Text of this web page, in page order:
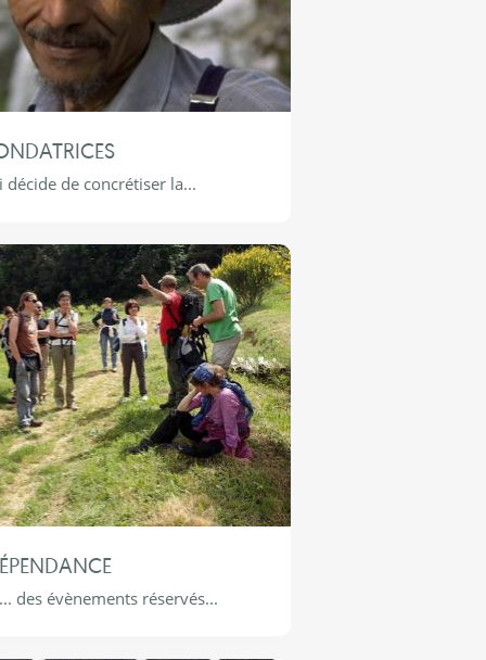
de concrétiser la...
des évènements réservés...